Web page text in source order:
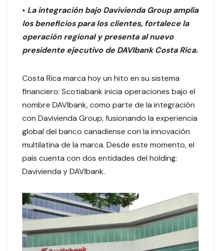
• La integración bajo Davivienda Group amplía
los beneficios para los clientes, fortalece la
operación regional y presenta al nuevo
presidente ejecutivo de DAVIbank Costa Rica.
Costa Rica marca hoy un hito en su sistema
financiero: Scotiabank inicia operaciones bajo el
nombre DAVIbank, como parte de la integración
con Davivienda Group, fusionando la experiencia
global del banco canadiense con la innovación
multilatina de la marca. Desde este momento, el
país cuenta con dos entidades del holding:
Davivienda y DAVIbank.